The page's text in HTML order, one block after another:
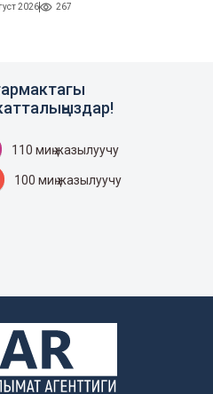
2026 267
110 миң жазылуучу
100 миң жазылуучу